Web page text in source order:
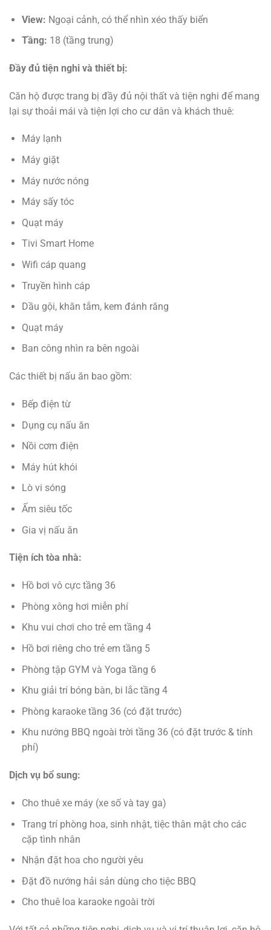
View: Ngoại cảnh, có thể nhìn xéo thấy biển
Tầng: 18 (tầng trung)
Đầy đủ tiện nghi và thiết bị:
Căn hộ được trang bị đầy đủ nội thất và tiện nghi để mang
lại sự thoải mái và tiện lợi cho cư dân và khách thuê:
Máy lạnh
Máy giặt
Máy nước nóng
Máy sấy tóc
Quạt máy
Tivi Smart Home
Wifi cáp quang
Truyền hình cáp
Dầu gội, khăn tắm, kem đánh răng
Quạt máy
Ban công nhìn ra bên ngoài
Các thiết bị nấu ăn bao gồm:
Bếp điện từ
Dụng cụ nấu ăn
Nồi cơm điện
Máy hút khói
Lò vi sóng
Ấm siêu tốc
Gia vị nấu ăn
Tiện ích tòa nhà:
Hồ bơi vô cực tầng 36
Phòng xông hơi miễn phí
Khu vui chơi cho trẻ em tầng 4
Hồ bơi riêng cho trẻ em tầng 5
Phòng tập GYM và Yoga tầng 6
Khu giải trí bóng bàn, bi lắc tầng 4
Phòng karaoke tầng 36 (có đặt trước)
Khu nướng BBQ ngoài trời tầng 36 (có đặt trước & tính
phí)
Dịch vụ bổ sung:
Cho thuê xe máy (xe số và tay ga)
Trang trí phòng hoa, sinh nhật, tiệc thân mật cho các
cặp tình nhân
Nhận đặt hoa cho người yêu
Đặt đồ nướng hải sản dùng cho tiệc BBQ
Cho thuê loa karaoke ngoài trời